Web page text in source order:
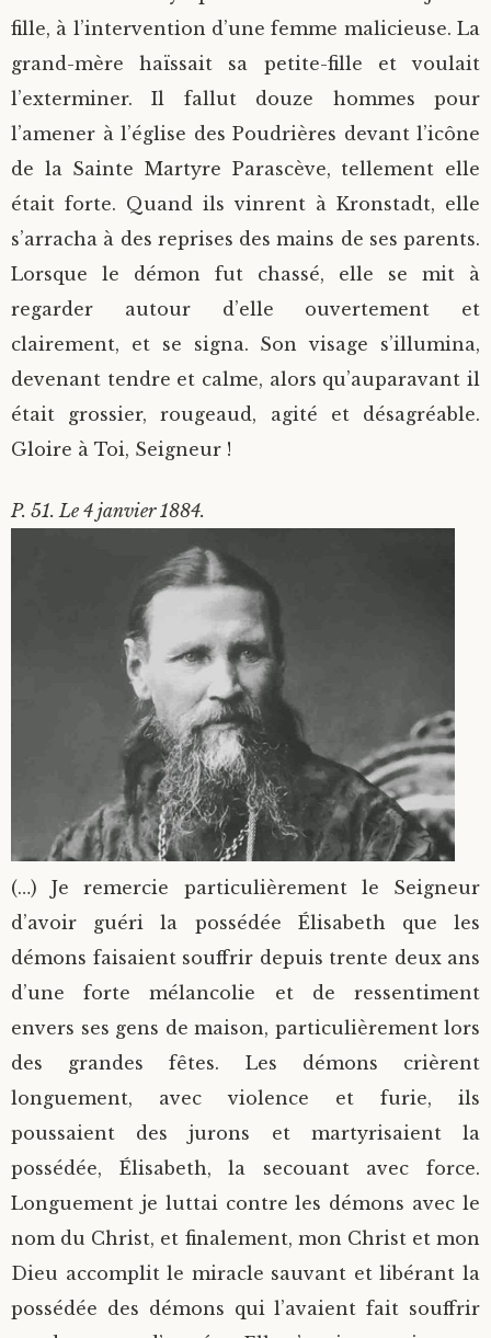
fille, à l’intervention d’une femme malicieuse. La
grand-mère haïssait sa petite-fille et voulait
l’exterminer. Il fallut douze hommes pour
l’amener à l’église des Poudrières devant l’icône
de la Sainte Martyre Parascève, tellement elle
était forte. Quand ils vinrent à Kronstadt, elle
s’arracha à des reprises des mains de ses parents.
Lorsque le démon fut chassé, elle se mit à
regarder autour d’elle ouvertement et
clairement, et se signa. Son visage s’illumina,
devenant tendre et calme, alors qu’auparavant il
était grossier, rougeaud, agité et désagréable.
Gloire à Toi, Seigneur !
P. 51. Le 4 janvier 1884.
(…) Je remercie particulièrement le Seigneur
d’avoir guéri la possédée Élisabeth que les
démons faisaient souffrir depuis trente deux ans
d’une forte mélancolie et de ressentiment
envers ses gens de maison, particulièrement lors
des grandes fêtes. Les démons crièrent
longuement, avec violence et furie, ils
poussaient des jurons et martyrisaient la
possédée, Élisabeth, la secouant avec force.
Longuement je luttai contre les démons avec le
nom du Christ, et finalement, mon Christ et mon
Dieu accomplit le miracle sauvant et libérant la
possédée des démons qui l’avaient fait souffrir